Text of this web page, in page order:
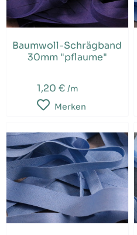
Baumwoll-Schrägband
30mm "pflaume"
1,20 € /m
Merken